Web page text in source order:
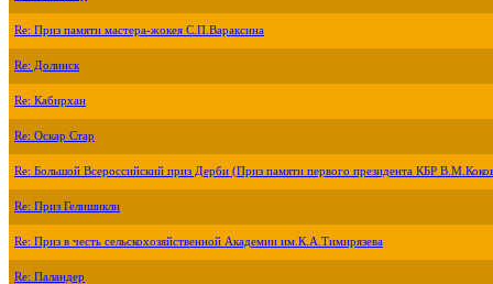
Re: Приз памяти мастера-жокея С.П.Вараксина
Re: Долинск
Re: Кабирхан
Re: Оскар Стар
Re: Большой Всероссийский приз Дерби (Приз памяти первого президента КБР
Re: Приз Гелишикли
Re: Приз в честь сельскохозяйственной Академии им.К.А.Тимирязева
Re: Паландер